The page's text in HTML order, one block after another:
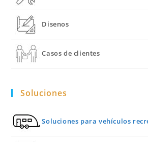
Disenos
Casos de clientes
Soluciones
Soluciones para vehículos